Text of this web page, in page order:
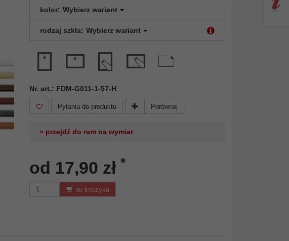
kolor: Wybierz wariant
rodzaj szkła: Wybierz wariant
Nr. art.: FDM-G011-1-57-H
Pytania do produktu Porównaj
» przejdź do ram na wymiar
od 17,90 zł *
do koszyka